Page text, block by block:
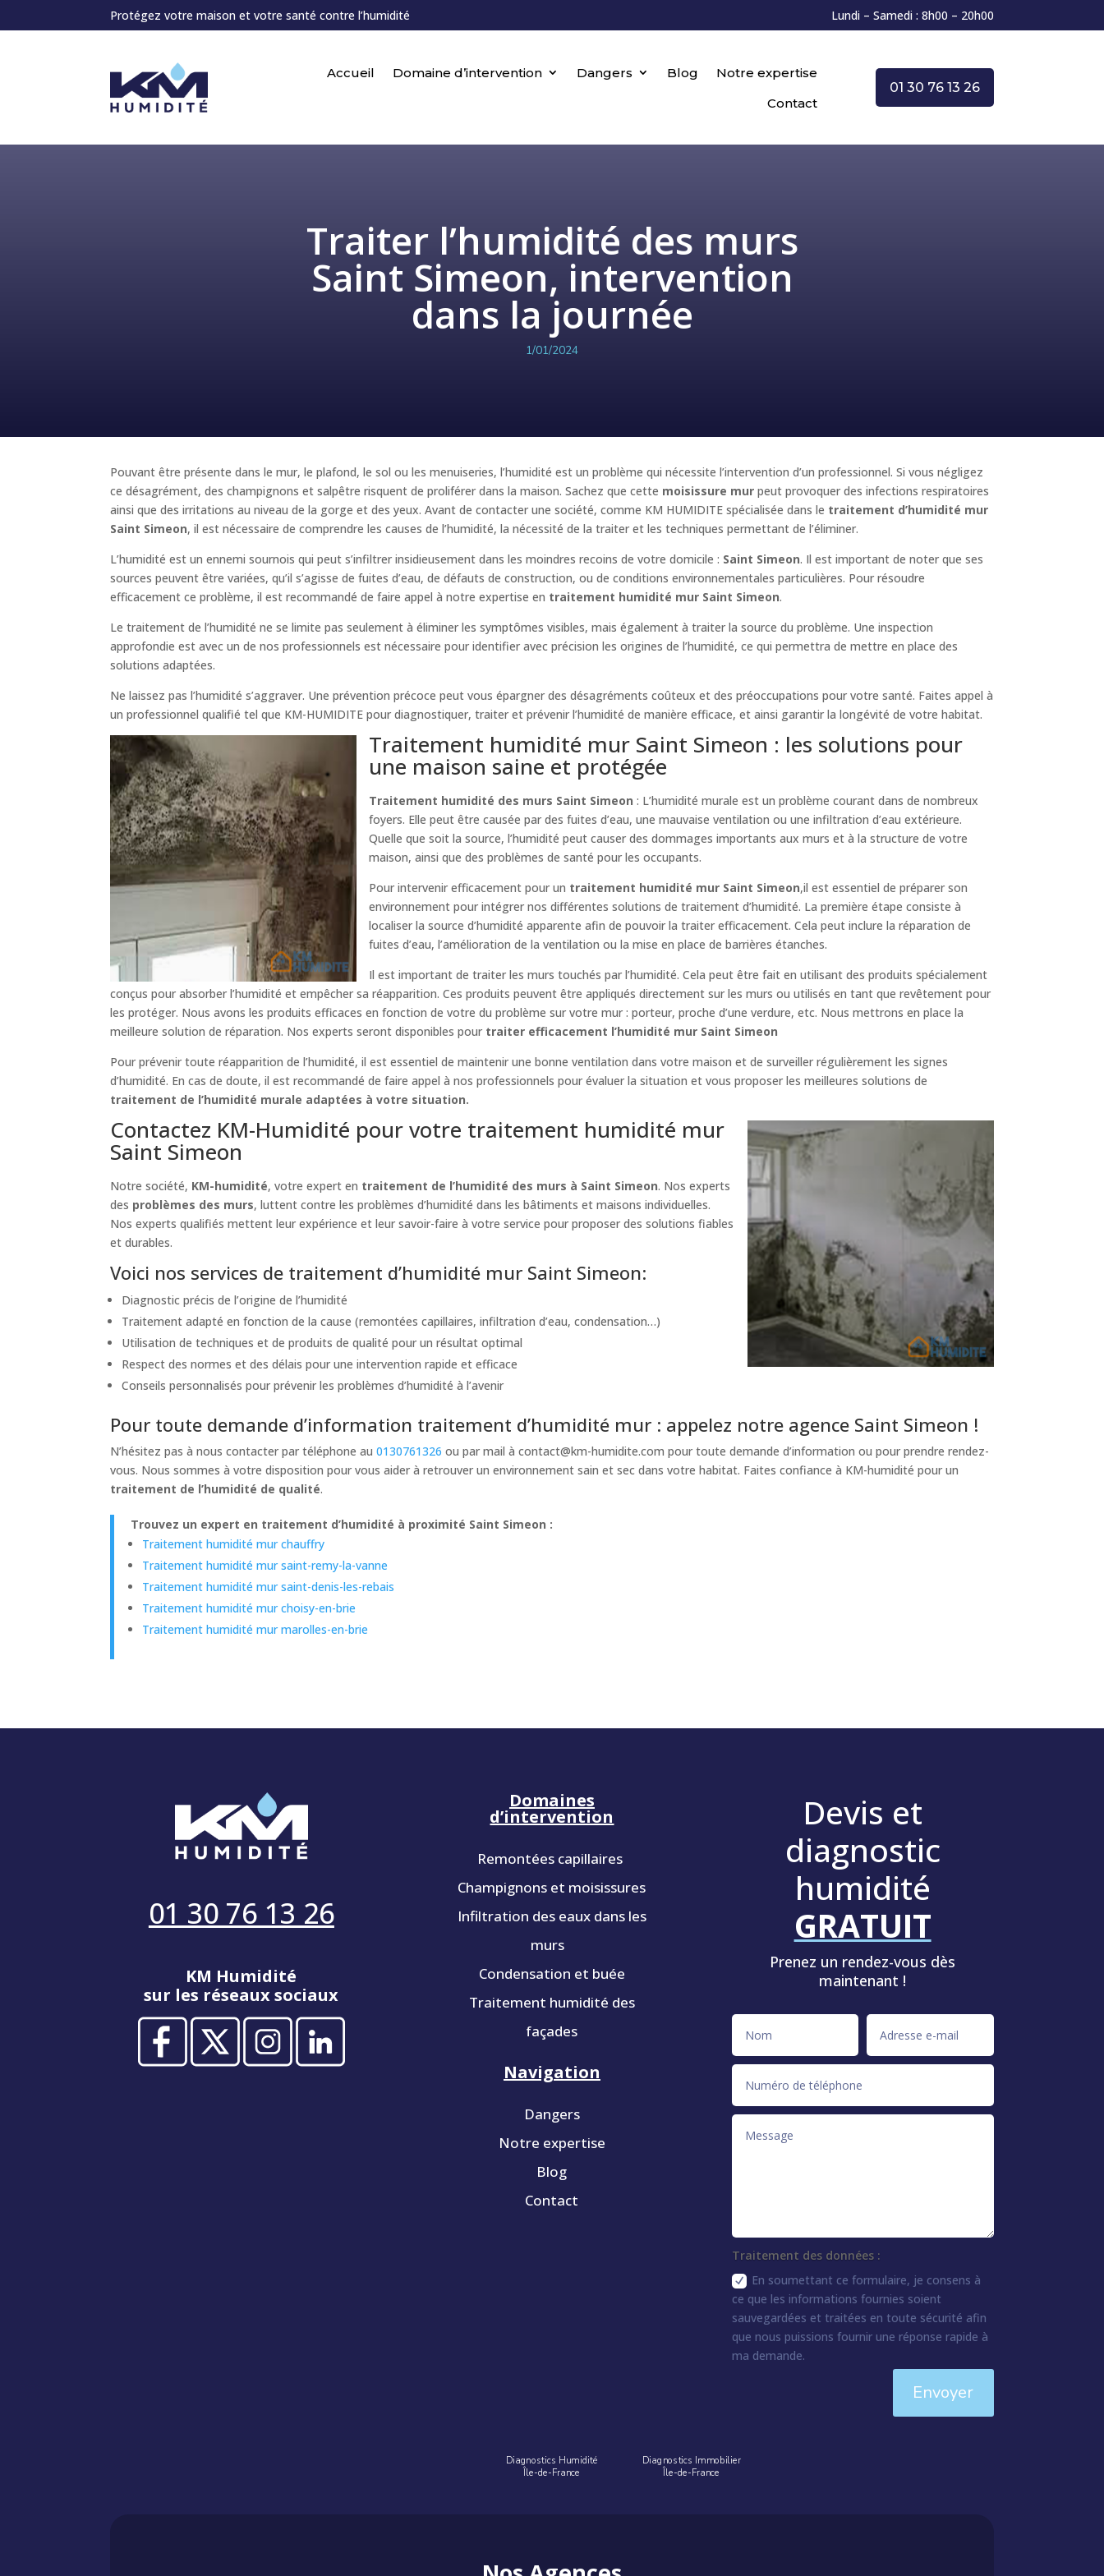
Protégez votre maison et votre santé contre l’humidité Lundi – Samedi : 8h00 – 20h00
Accueil Domaine d’intervention Dangers Blog
Notre expertise
Contact
01 30 76 13 26
Traiter l’humidité des murs
Saint Simeon, intervention
dans la journée
1/01/2024
Pouvant être présente dans le mur, le plafond, le sol ou les menuiseries, l’humidité est un problème qui nécessite l’intervention d’un professionnel. Si vous négligez
ce désagrément, des champignons et salpêtre risquent de proliférer dans la maison. Sachez que cette moisissure mur peut provoquer des infections respiratoires
ainsi que des irritations au niveau de la gorge et des yeux. Avant de contacter une société, comme KM HUMIDITE spécialisée dans le traitement d’humidité mur
Saint Simeon, il est nécessaire de comprendre les causes de l’humidité, la nécessité de la traiter et les techniques permettant de l’éliminer.
L’humidité est un ennemi sournois qui peut s’infiltrer insidieusement dans les moindres recoins de votre domicile : Saint Simeon. Il est important de noter que ses
sources peuvent être variées, qu’il s’agisse de fuites d’eau, de défauts de construction, ou de conditions environnementales particulières. Pour résoudre
efficacement ce problème, il est recommandé de faire appel à notre expertise en traitement humidité mur Saint Simeon.
Le traitement de l’humidité ne se limite pas seulement à éliminer les symptômes visibles, mais également à traiter la source du problème. Une inspection
approfondie est avec un de nos professionnels est nécessaire pour identifier avec précision les origines de l’humidité, ce qui permettra de mettre en place des
solutions adaptées.
Ne laissez pas l’humidité s’aggraver. Une prévention précoce peut vous épargner des désagréments coûteux et des préoccupations pour votre santé. Faites appel à
un professionnel qualifié tel que KM-HUMIDITE pour diagnostiquer, traiter et prévenir l’humidité de manière efficace, et ainsi garantir la longévité de votre habitat.
Traitement humidité mur Saint Simeon : les solutions pour
une maison saine et protégée
Traitement humidité des murs Saint Simeon : L’humidité murale est un problème courant dans de nombreux
foyers. Elle peut être causée par des fuites d’eau, une mauvaise ventilation ou une infiltration d’eau extérieure.
Quelle que soit la source, l’humidité peut causer des dommages importants aux murs et à la structure de votre
maison, ainsi que des problèmes de santé pour les occupants.
Pour intervenir efficacement pour un traitement humidité mur Saint Simeon,il est essentiel de préparer son
environnement pour intégrer nos différentes solutions de traitement d’humidité. La première étape consiste à
localiser la source d’humidité apparente afin de pouvoir la traiter efficacement. Cela peut inclure la réparation de
fuites d’eau, l’amélioration de la ventilation ou la mise en place de barrières étanches.
Il est important de traiter les murs touchés par l’humidité. Cela peut être fait en utilisant des produits spécialement
conçus pour absorber l’humidité et empêcher sa réapparition. Ces produits peuvent être appliqués directement sur les murs ou utilisés en tant que revêtement pour
les protéger. Nous avons les produits efficaces en fonction de votre du problème sur votre mur : porteur, proche d’une verdure, etc. Nous mettrons en place la
meilleure solution de réparation. Nos experts seront disponibles pour traiter efficacement l’humidité mur Saint Simeon
Pour prévenir toute réapparition de l’humidité, il est essentiel de maintenir une bonne ventilation dans votre maison et de surveiller régulièrement les signes
d’humidité. En cas de doute, il est recommandé de faire appel à nos professionnels pour évaluer la situation et vous proposer les meilleures solutions de
traitement de l’humidité murale adaptées à votre situation.
Contactez KM-Humidité pour votre traitement humidité mur
Saint Simeon
Notre société, KM-humidité, votre expert en traitement de l’humidité des murs à Saint Simeon. Nos experts
des problèmes des murs, luttent contre les problèmes d’humidité dans les bâtiments et maisons individuelles.
Nos experts qualifiés mettent leur expérience et leur savoir-faire à votre service pour proposer des solutions fiables
et durables.
Voici nos services de traitement d’humidité mur Saint Simeon:
Diagnostic précis de l’origine de l’humidité
Traitement adapté en fonction de la cause (remontées capillaires, infiltration d’eau, condensation…)
Utilisation de techniques et de produits de qualité pour un résultat optimal
Respect des normes et des délais pour une intervention rapide et efficace
Conseils personnalisés pour prévenir les problèmes d’humidité à l’avenir
Pour toute demande d’information traitement d’humidité mur : appelez notre agence Saint Simeon !
N’hésitez pas à nous contacter par téléphone au0130761326 ou par mail àcontact@km-humidite.com pour toute demande d’information ou pour prendre rendez-
vous. Nous sommes à votre disposition pour vous aider à retrouver un environnement sain et sec dans votre habitat. Faites confiance à KM-humidité pour un
traitement de l’humidité de qualité.
Trouvez un expert en traitement d’humidité à proximité Saint Simeon :
Traitement humidité mur chauffry
Traitement humidité mur saint-remy-la-vanne
Traitement humidité mur saint-denis-les-rebais
Traitement humidité mur choisy-en-brie
Traitement humidité mur marolles-en-brie
01 30 76 13 26
KM Humidité
sur les réseaux sociaux
Domaines
d’intervention
Remontées capillaires
Champignons et moisissures
Infiltration des eaux dans les
murs
Condensation et buée
Traitement humidité des
façades
Navigation
Dangers
Notre expertise
Blog
Contact
Devis et
diagnostic
humidité
GRATUIT
Prenez un rendez-vous dès
maintenant !
Traitement des données :
En soumettant ce formulaire, je consens à
ce que les informations fournies soient
sauvegardées et traitées en toute sécurité afin
que nous puissions fournir une réponse rapide à
ma demande.
Envoyer
Diagnostics Humidité
Île-de-France
Diagnostics Immobilier
Île-de-France